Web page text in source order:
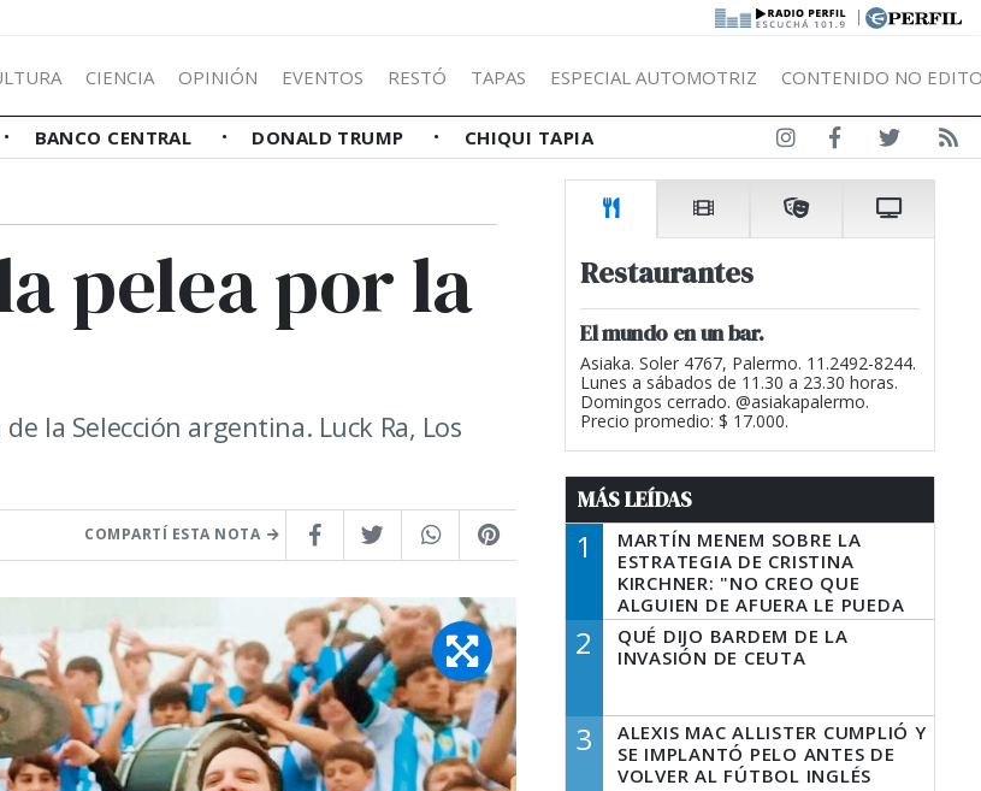
|
CIENCIA OPINIÓN EVENTOS RESTÓ TAPAS ESPECIAL AUTOMOTRIZ CONTENIDO NO
BANCO CENTRAL DONALD TRUMP CHIQUI TAPIA
pelea por la
la Selección argentina. Luck Ra, Los
COMPARTÍ ESTA NOTA
Restaurantes
El mundo en un bar.
Asiaka. Soler 4767, Palermo. 11.2492-8244.
Lunes a sábados de 11.30 a 23.30 horas.
Domingos cerrado. @asiakapalermo.
Precio promedio: $ 17.000.
MÁS LEÍDAS
1
MARTÍN MENEM SOBRE LA
ESTRATEGIA DE CRISTINA
KIRCHNER: "NO CREO QUE
ALGUIEN DE AFUERA LE PUEDA
DECIR A LA JUSTICIA LO QUE
TIENE QUE HACER"
2
QUÉ DIJO BARDEM DE LA
INVASIÓN DE CEUTA
3
ALEXIS MAC ALLISTER CUMPLIÓ Y
SE IMPLANTÓ PELO ANTES DE
VOLVER AL FÚTBOL INGLÉS